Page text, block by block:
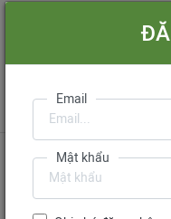
Information on
International
Gửi phản hồi
Liên hệ đặt báo
Email
Mật khẩu